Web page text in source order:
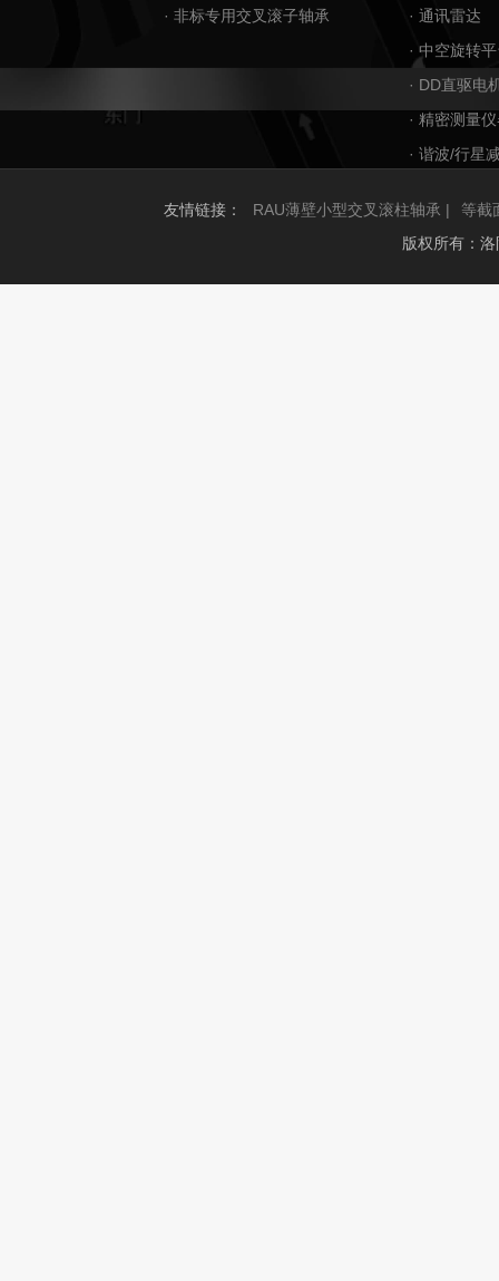
· 非标专用交叉滚子轴承
· 通讯雷达
· 中空旋转
· DD直驱电
· 精密测量
· 谐波/行星
友情链接： RAU薄壁小型交叉滚柱轴承 |
等截
版权所有：